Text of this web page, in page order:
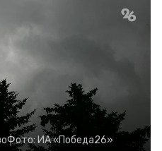
Фото: ИА «Победа26»